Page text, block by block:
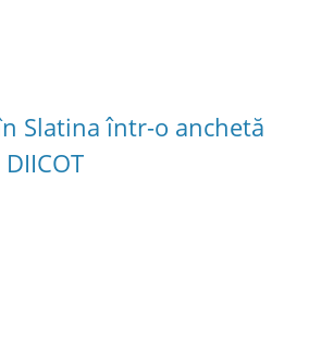
Slatina într-o anchetă